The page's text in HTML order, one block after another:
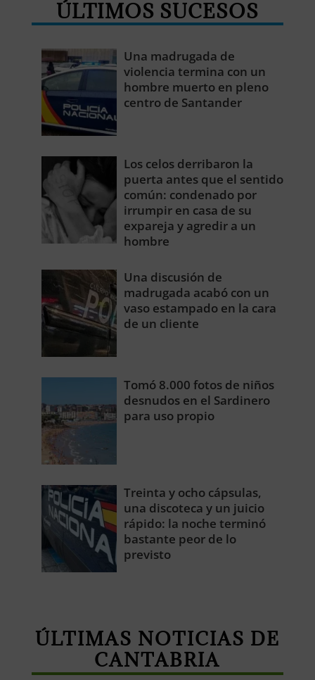
ÚLTIMOS SUCESOS
Una madrugada de
violencia termina con un
hombre muerto en pleno
centro de Santander
Los celos derribaron la
puerta antes que el sentido
común: condenado por
irrumpir en casa de su
expareja y agredir a un
hombre
Una discusión de
madrugada acabó con un
vaso estampado en la cara
de un cliente
Tomó 8.000 fotos de niños
desnudos en el Sardinero
para uso propio
Treinta y ocho cápsulas,
una discoteca y un juicio
rápido: la noche terminó
bastante peor de lo
previsto
ÚLTIMAS NOTICIAS DE
CANTABRIA